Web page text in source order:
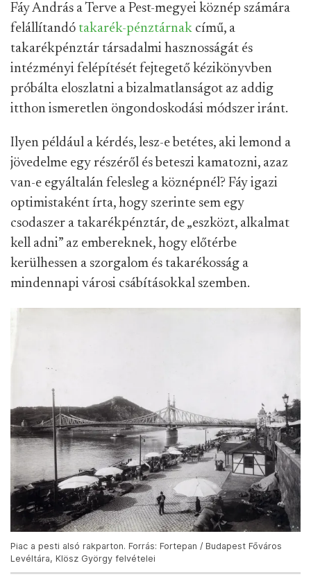
Fáy András a Terve a Pest-megyei köznép számára
felállítandó takarék-pénztárnak című, a
takarékpénztár társadalmi hasznosságát és
intézményi felépítését fejtegető kézikönyvben
próbálta eloszlatni a bizalmatlanságot az addig
itthon ismeretlen öngondoskodási módszer iránt.
Ilyen például a kérdés, lesz-e betétes, aki lemond a
jövedelme egy részéről és beteszi kamatozni, azaz
van-e egyáltalán felesleg a köznépnél? Fáy igazi
optimistaként írta, hogy szerinte sem egy
csodaszer a takarékpénztár, de „eszközt, alkalmat
kell adni” az embereknek, hogy előtérbe
kerülhessen a szorgalom és takarékosság a
mindennapi városi csábításokkal szemben.
Piac a pesti alsó rakparton. Forrás: Fortepan / Budapest Főváros
Levéltára, Klösz György felvételei